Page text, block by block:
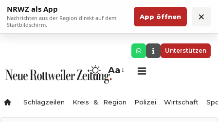
NRWZ als App
Nachrichten aus der Region direkt auf dem
Startbildschirm.
App öffnen ×
Unterstützen
Aa
Schlagzeilen Kreis & Region Polizei Wirtschaft